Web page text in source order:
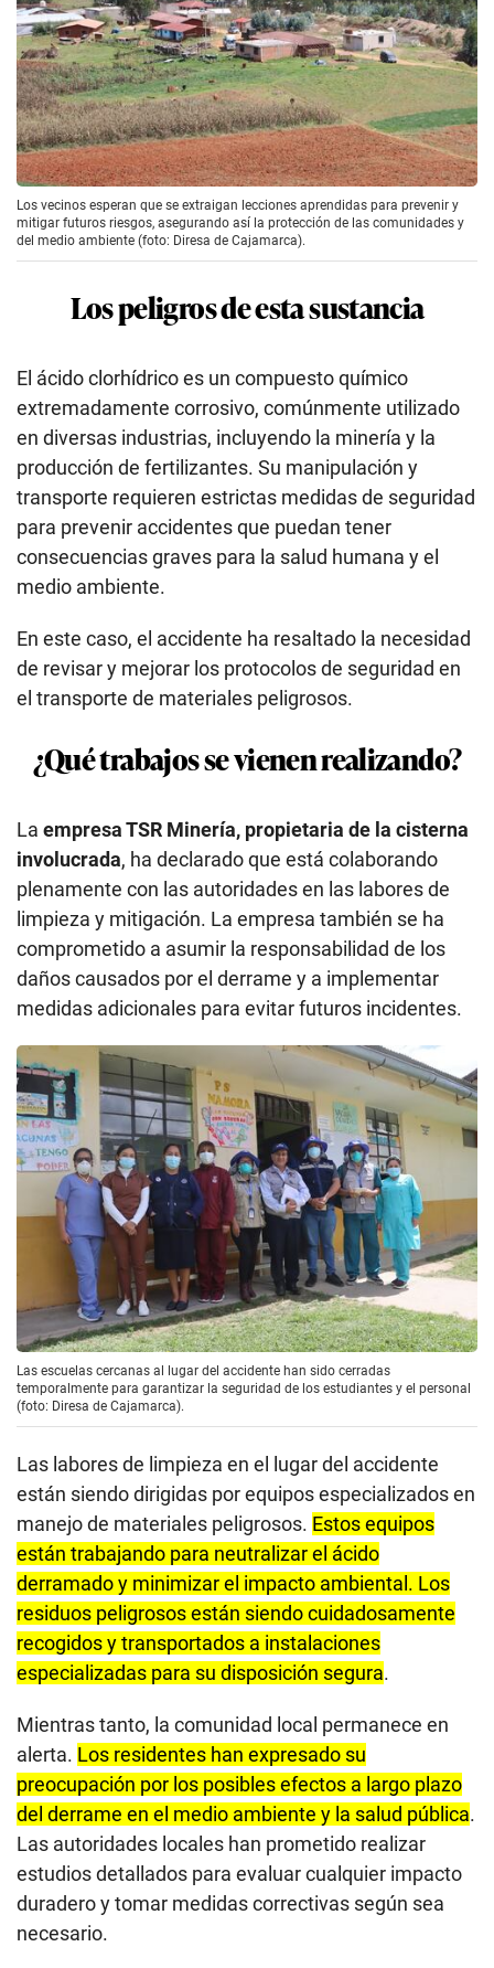
Los vecinos esperan que se extraigan lecciones aprendidas para prevenir y
mitigar futuros riesgos, asegurando así la protección de las comunidades y
del medio ambiente (foto: Diresa de Cajamarca).
Los peligros de esta sustancia
El ácido clorhídrico es un compuesto químico
extremadamente corrosivo, comúnmente utilizado
en diversas industrias, incluyendo la minería y la
producción de fertilizantes. Su manipulación y
transporte requieren estrictas medidas de seguridad
para prevenir accidentes que puedan tener
consecuencias graves para la salud humana y el
medio ambiente.
En este caso, el accidente ha resaltado la necesidad
de revisar y mejorar los protocolos de seguridad en
el transporte de materiales peligrosos.
¿Qué trabajos se vienen realizando?
La empresa TSR Minería, propietaria de la cisterna
involucrada, ha declarado que está colaborando
plenamente con las autoridades en las labores de
limpieza y mitigación. La empresa también se ha
comprometido a asumir la responsabilidad de los
daños causados por el derrame y a implementar
medidas adicionales para evitar futuros incidentes.
Las escuelas cercanas al lugar del accidente han sido cerradas
temporalmente para garantizar la seguridad de los estudiantes y el personal
(foto: Diresa de Cajamarca).
Las labores de limpieza en el lugar del accidente
están siendo dirigidas por equipos especializados en
manejo de materiales peligrosos. Estos equipos
están trabajando para neutralizar el ácido
derramado y minimizar el impacto ambiental. Los
residuos peligrosos están siendo cuidadosamente
recogidos y transportados a instalaciones
especializadas para su disposición segura.
Mientras tanto, la comunidad local permanece en
alerta. Los residentes han expresado su
preocupación por los posibles efectos a largo plazo
del derrame en el medio ambiente y la salud pública.
Las autoridades locales han prometido realizar
estudios detallados para evaluar cualquier impacto
duradero y tomar medidas correctivas según sea
necesario.